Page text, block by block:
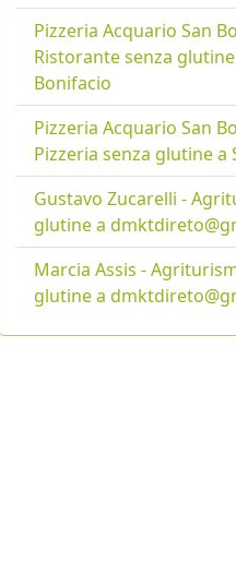
Pizzeria Acquario San
Ristorante senza glutine
Bonifacio
Pizzeria Acquario San
Pizzeria senza glutine a
Gustavo Zucarelli -
glutine a
Marcia Assis -
glutine a